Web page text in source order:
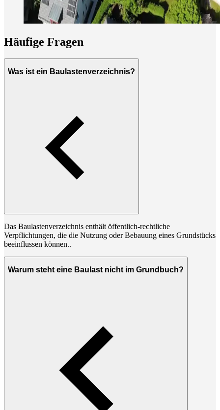
Häufige Fragen
Was ist ein Baulastenverzeichnis?
Das Baulastenverzeichnis enthält öffentlich-rechtliche
Verpflichtungen, die die Nutzung oder Bebauung eines Grundstücks
beeinflussen können..
Warum steht eine Baulast nicht im Grundbuch?